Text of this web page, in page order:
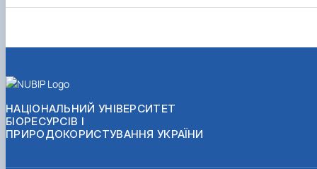
НАЦІОНАЛЬНИЙ УНІВЕРСИТЕТ
БІОРЕСУРСІВ І
ПРИРОДОКОРИСТУВАННЯ УКРАЇНИ